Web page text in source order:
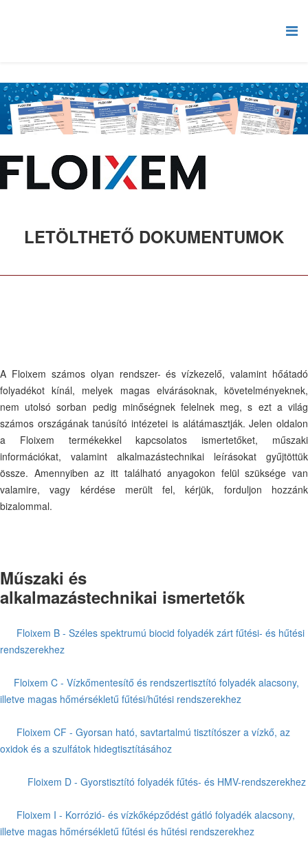
LETÖLTHETŐ DOKUMENTUMOK
A Floixem számos olyan rendszer- és vízkezelő, valamint hőátadó
folyadékot kínál, melyek magas elvárásoknak, követelményeknek,
nem utolsó sorban pedig minőségnek felelnek meg, s ezt a világ
számos országának tanúsító intézetei is alátámasztják. Jelen oldalon
a Floixem termékekkel kapcsolatos ismertetőket, műszaki
információkat, valamint alkalmazástechnikai leírásokat gyűjtöttük
össze. Amennyiben az itt található anyagokon felül szüksége van
valamire, vagy kérdése merült fel, kérjük, forduljon hozzánk
bizalommal.
Műszaki és
alkalmazástechnikai ismertetők
Floixem B - Széles spektrumú biocid folyadék zárt fűtési- és hűtési
rendszerekhez
Floixem C - Vízkőmentesítő és rendszertisztító folyadék alacsony,
illetve magas hőmérsékletű fűtési/hűtési rendszerekhez
Floixem CF - Gyorsan ható, savtartalmú tisztítószer a vízkő, az
oxidok és a szulfátok hidegtisztításához
Floixem D - Gyorstisztító folyadék fűtés- és HMV-rendszerekhez
Floixem I - Korrózió- és vízkőképződést gátló folyadék alacsony,
illetve magas hőmérsékletű fűtési és hűtési rendszerekhez